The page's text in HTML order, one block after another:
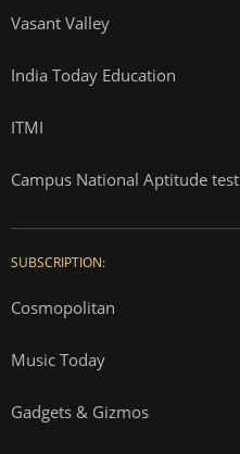
Vasant Valley
India Today Education
ITMI
Campus National Aptitude test
SUBSCRIPTION:
Cosmopolitan
Music Today
Gadgets & Gizmos